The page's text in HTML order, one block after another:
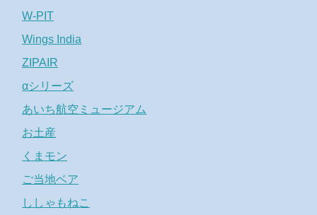
W-PIT
Wings India
ZIPAIR
αシリーズ
あいち航空ミュージアム
お土産
くまモン
ご当地ベア
ししゃもねこ